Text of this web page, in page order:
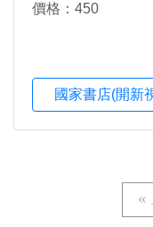
價格：450
國家書店(開新